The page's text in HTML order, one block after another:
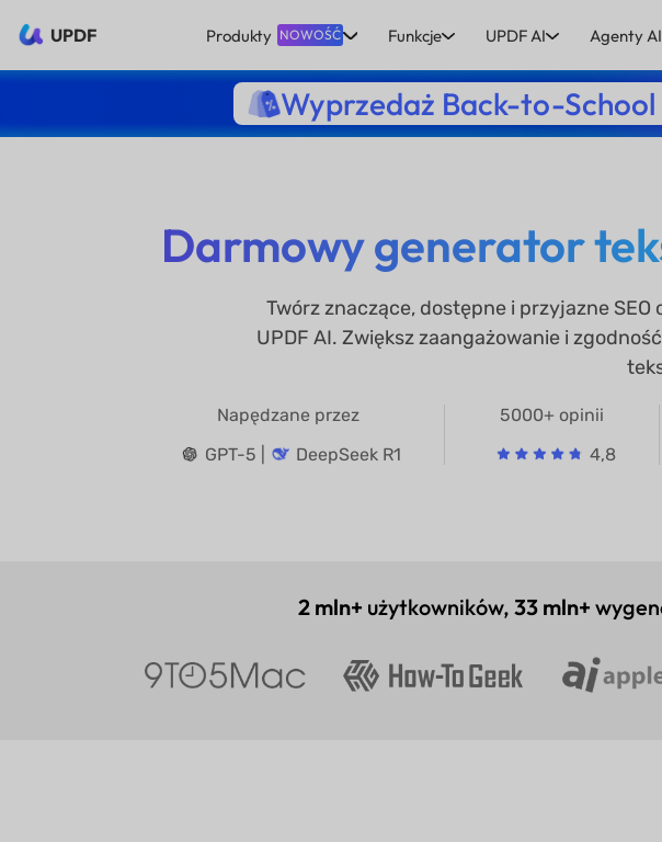
UPDF Produkty NOWOŚĆ Funkcje UPDF AI Agenty AI
Wyprzedaż Back-to-School
Darmowy generator
Twórz znaczące, dostępne i przyjazne
UPDF AI. Zwiększ zaangażowanie i
Napędzane przez
GPT-5 |
DeepSeek R1
5000+ opinii
4,8
2 mln+ użytkowników, 33 mln+